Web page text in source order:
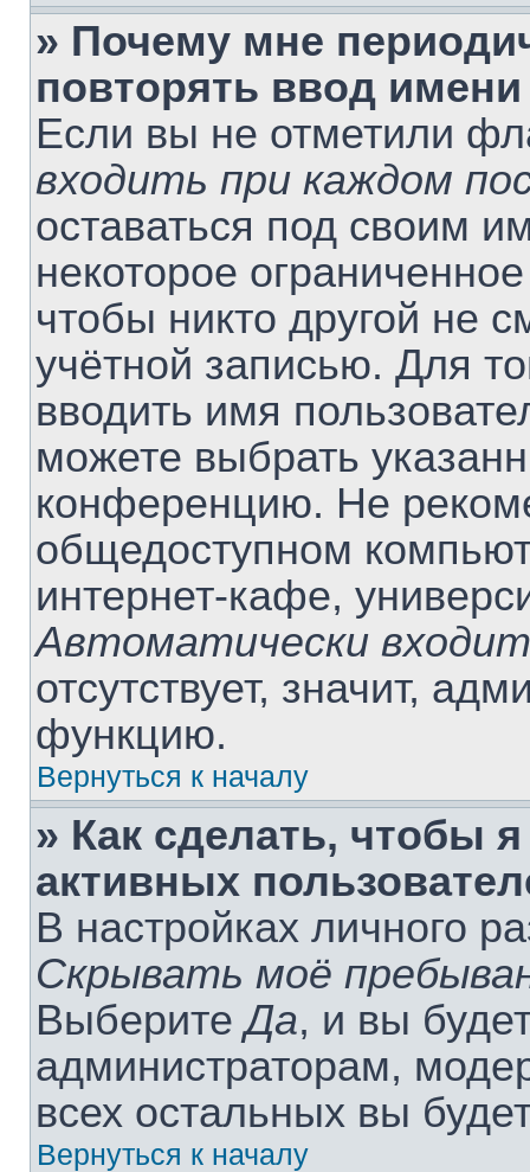
» Почему мне
повторять ввод
Если вы не отметили
входить при каждом
оставаться под своим
некоторое
чтобы никто другой не
учётной записью. Для
вводить имя
можете выбрать
конференцию. Не
общедоступном
интернет-кафе,
Автоматически
отсутствует, значит,
функцию.
Вернуться к началу
» Как сделать, чтобы
активных
В настройках личного
Скрывать моё
ВыберитеДа, и вы
администраторам,
всех остальных вы
Вернуться к началу